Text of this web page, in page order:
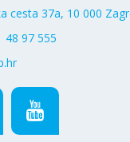
cesta 37a, 10 000
48 97 555